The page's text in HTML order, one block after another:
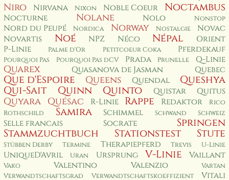
Niro Nirvana Nixon Noble Coeur Noctambus
Nocturne Nolane Nolo Nonstop
Nord du Peupé Nordica Norway Nostalgie
Novac
Novartis
Noé NPZ Néco Népal
Orient
P-Linie
Palme d'Or Petitcoeur Coka Pferdekauf
Pourquoi Pas Pourquoi Pas dCV Prada Prunelle Q-Linie
Quarex Quasanova de Jasman Quebec
Que d'Espoire Queens Quendal
Queshya
Qui-Sait
Quinn Quinto Quistar Quitus
Quyara Quésac R-Linie Rappe Redaktor
Rico
Rothschild
Samira Schimmel Schwand Schweiz
Selle francais Socrate
Springen
Stammzuchtbuch
Stationstest Stute
Stübben Derby Termine Therapiepferd Trevis U-Linie
UniqueD'Avril Uran Ursprung V-Linie Vaillant
Vako Valentino Valenzio
Vartan
Verwandtschaftsgrad
Verwandtschaftskoeffizient Vitali